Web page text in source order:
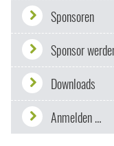
Sponsoren
Sponsor
Downloads
Anmelden …